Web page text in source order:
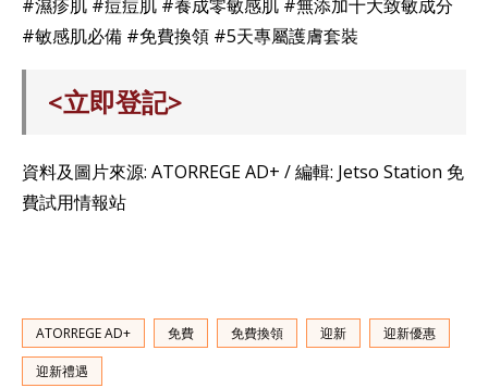
#濕疹肌 #痘痘肌 #養成零敏感肌 #無添加十大致敏成分
#敏感肌必備 #免費換領 #5天專屬護膚套裝
<立即登記>
資料及圖片來源: ATORREGE AD+ / 編輯: Jetso Station 免
費試用情報站
ATORREGE AD+ 免費 免費換領 迎新 迎新優惠
迎新禮遇